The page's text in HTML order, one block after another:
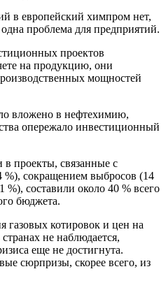
в европейский химпром нет,
проблема для предприятий.
проектов
на продукцию, они
мощностей
вложено в нефтехимию,
опережало инвестиционный
проекты, связанные с
%), сокращением выбросов (14
%), составили около 40 % всего
бюджета.
газовых котировок и цен на
не наблюдается,
еще не достигнута.
сюрпризы, скорее всего, из